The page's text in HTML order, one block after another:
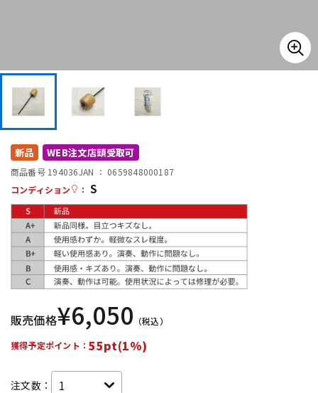
DTM オンライン納品
配信/ライブ機器
中古 ヴィンテージ
新品 WEB注文店頭受取可
商品番号 194036JAN ： 0659848000187
コンディション
： S
販売価格¥6,050 （税込）
獲得予定ポイント： 55pt(1%)
注文数：